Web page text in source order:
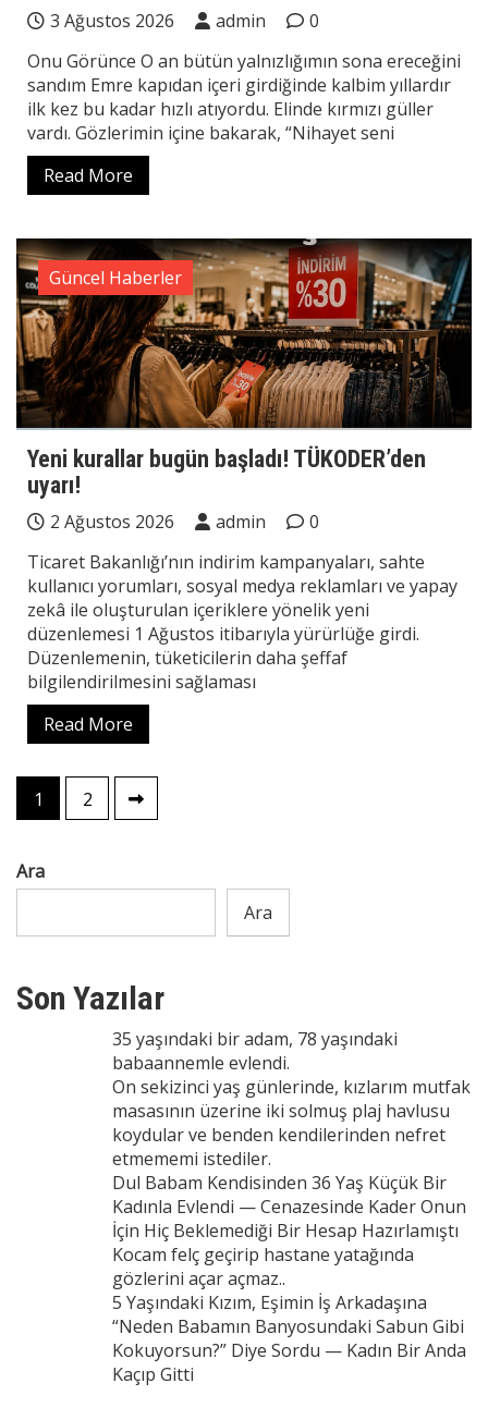
3 Ağustos 2026 admin
0
Onu Görünce O an bütün yalnızlığımın sona ereceğini
sandım Emre kapıdan içeri girdiğinde kalbim yıllardır
ilk kez bu kadar hızlı atıyordu. Elinde kırmızı güller
vardı. Gözlerimin içine bakarak, “Nihayet seni
Read More
Güncel Haberler
Yeni kurallar bugün başladı! TÜKODER’den
uyarı!
2 Ağustos 2026 admin
0
Ticaret Bakanlığı’nın indirim kampanyaları, sahte
kullanıcı yorumları, sosyal medya reklamları ve yapay
zekâ ile oluşturulan içeriklere yönelik yeni
düzenlemesi 1 Ağustos itibarıyla yürürlüğe girdi.
Düzenlemenin, tüketicilerin daha şeffaf
bilgilendirilmesini sağlaması
Read More
Yazı
sayfalaması
1 2
Ara
Ara
Son Yazılar
35 yaşındaki bir adam, 78 yaşındaki
babaannemle evlendi.
On sekizinci yaş günlerinde, kızlarım mutfak
masasının üzerine iki solmuş plaj havlusu
koydular ve benden kendilerinden nefret
etmememi istediler.
Dul Babam Kendisinden 36 Yaş Küçük Bir
Kadınla Evlendi — Cenazesinde Kader Onun
İçin Hiç Beklemediği Bir Hesap Hazırlamıştı
Kocam felç geçirip hastane yatağında
gözlerini açar açmaz..
5 Yaşındaki Kızım, Eşimin İş Arkadaşına
“Neden Babamın Banyosundaki Sabun Gibi
Kokuyorsun?” Diye Sordu — Kadın Bir Anda
Kaçıp Gitti